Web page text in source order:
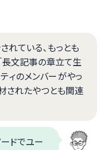
れている、もっとも
長文記事の章立て生
ティのメンバーがやっ
されたやつとも関連
ドでユー